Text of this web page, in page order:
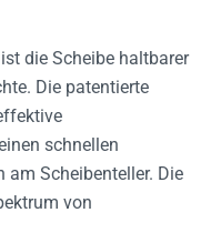
ist die Scheibe haltbarer
Die patentierte
schnellen
am Scheibenteller. Die
von